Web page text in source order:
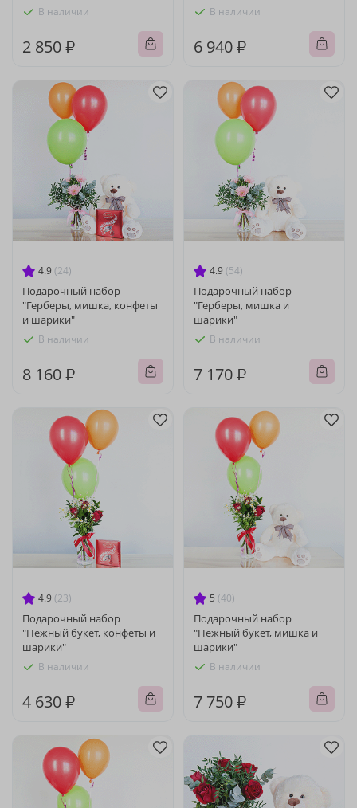
В наличии
2 850 ₽
В наличии
6 940 ₽
4.9 (24)
Подарочный набор
"Герберы, мишка, конфеты
и шарики"
В наличии
8 160 ₽
4.9 (54)
Подарочный набор
"Герберы, мишка и
шарики"
В наличии
7 170 ₽
4.9 (23)
Подарочный набор
"Нежный букет, конфеты и
шарики"
В наличии
4 630 ₽
5 (40)
Подарочный набор
"Нежный букет, мишка и
шарики"
В наличии
7 750 ₽